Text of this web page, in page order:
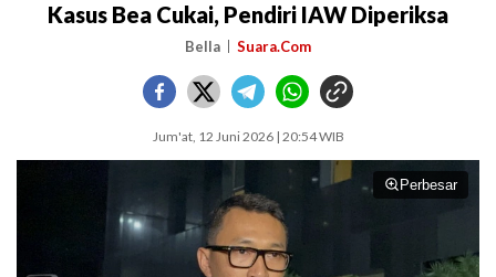
Kasus Bea Cukai, Pendiri IAW Diperiksa
Bella Suara.Com
Jum'at, 12 Juni 2026 | 20:54 WIB
Perbesar